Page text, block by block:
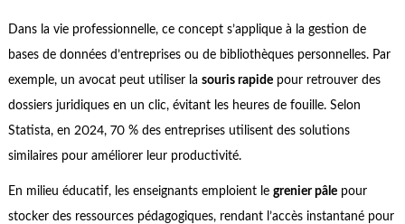
Dans la vie professionnelle, ce concept s’applique à la gestion de
bases de données d’entreprises ou de bibliothèques personnelles. Par
exemple, un avocat peut utiliser la souris rapidepour retrouver des
dossiers juridiques en un clic, évitant les heures de fouille. Selon
Statista, en 2024, 70 % des entreprises utilisent des solutions
similaires pour améliorer leur productivité.
En milieu éducatif, les enseignants emploient le grenier pâlepour
stocker des ressources pédagogiques, rendant l’accès instantané pour